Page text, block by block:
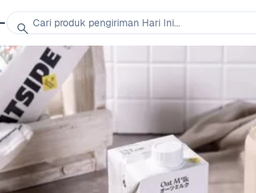
Cari produk pengiriman Hari Ini...